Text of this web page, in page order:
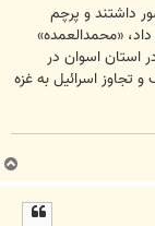
داشتند و پرچم
«محمدالعمده»
استان اسوان در
اسرائیل به غزه
ب
ا